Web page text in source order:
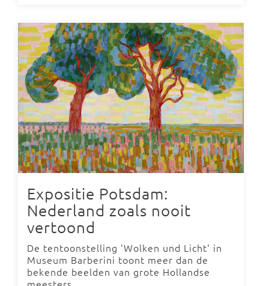
Expositie Potsdam:
Nederland zoals nooit
vertoond
De tentoonstelling 'Wolken und Licht' in
Museum Barberini toont meer dan de
bekende beelden van grote Hollandse